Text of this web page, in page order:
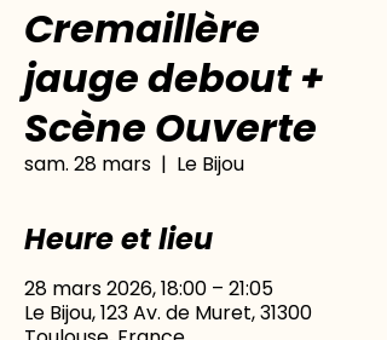
Cremaillère
jauge debout +
Scène Ouverte
sam. 28 mars
  |
Le Bijou
Heure et lieu
28 mars 2026, 18:00 – 21:05
Le Bijou, 123 Av. de Muret, 31300